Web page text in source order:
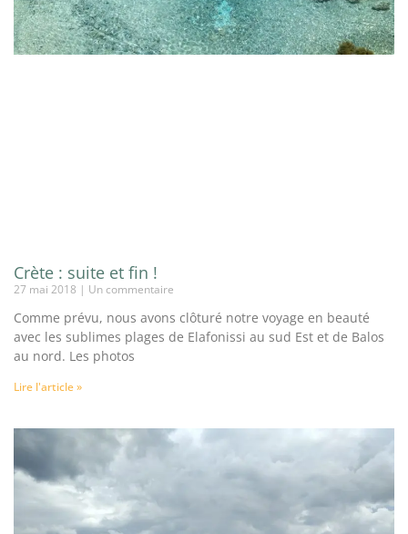
Crète : suite et fin !
27 mai 2018 Un commentaire
Comme prévu, nous avons clôturé notre voyage en beauté
avec les sublimes plages de Elafonissi au sud Est et de Balos
au nord. Les photos
Lire l'article »